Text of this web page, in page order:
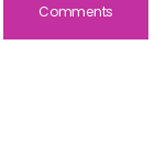
Comments